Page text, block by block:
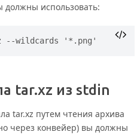
должны использовать:
wildcards '*.png'
tar.xz из stdin
tar.xz путем чтения архива
через конвейер) вы должны